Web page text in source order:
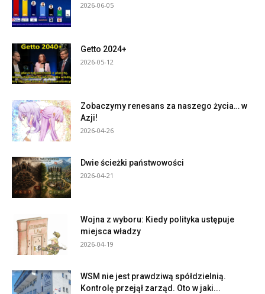
2026-06-05
Getto 2024+
2026-05-12
Zobaczymy renesans za naszego życia… w
Azji!
2026-04-26
Dwie ścieżki państwowości
2026-04-21
Wojna z wyboru: Kiedy polityka ustępuje
miejsca władzy
2026-04-19
WSM nie jest prawdziwą spółdzielnią.
Kontrolę przejął zarząd. Oto w jaki...